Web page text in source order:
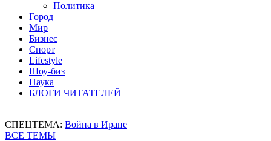
Политика
Город
Мир
Бизнес
Спорт
Lifestyle
Шоу-биз
Наука
БЛОГИ ЧИТАТЕЛЕЙ
СПЕЦТЕМА: Война в Иране
ВСЕ ТЕМЫ